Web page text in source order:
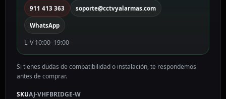
911 413 363 soporte@cctvyalarmas.com
WhatsApp
L-V 10:00–19:00
Si tienes dudas de compatibilidad o instalación, te respondemos
antes de comprar.
SKUAJ-VHFBRIDGE-W